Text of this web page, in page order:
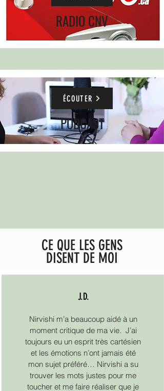
RADIO CNV
ÉCOUTER
PODCAST
CE QUE LES GENS
DISENT DE MOI
J.D.
Nirvishi m’a beaucoup aidé à un
moment critique de ma vie. J’ai
toujours eu un esprit très cartésien
et les émotions n’ont jamais été
mon sujet préféré… Nirvishi a su
trouver les mots justes pour me
toucher et me faire réaliser que je